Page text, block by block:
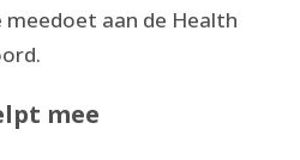
meedoet aan de Health
mee